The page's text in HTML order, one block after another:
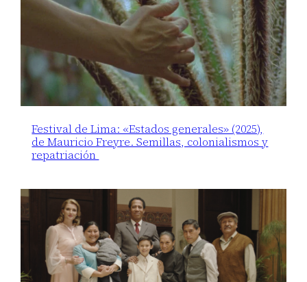
Festival de Lima: «Estados generales» (2025),
de Mauricio Freyre. Semillas, colonialismos y
repatriación